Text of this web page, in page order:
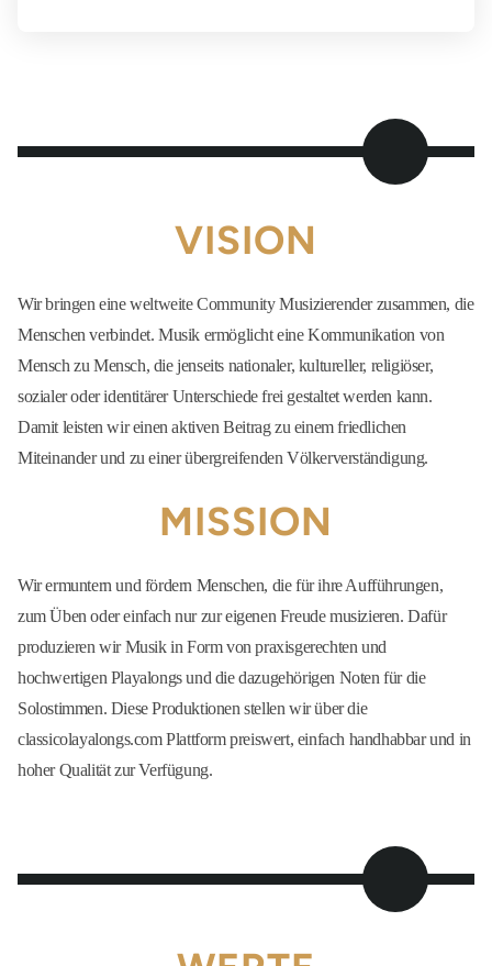
VISION
Wir bringen eine weltweite Community Musizierender zusammen, die
Menschen verbindet. Musik ermöglicht eine Kommunikation von
Mensch zu Mensch, die jenseits nationaler, kultureller, religiöser,
sozialer oder identitärer Unterschiede frei gestaltet werden kann.
Damit leisten wir einen aktiven Beitrag zu einem friedlichen
Miteinander und zu einer übergreifenden Völkerverständigung.
MISSION
Wir ermuntern und fördern Menschen, die für ihre Aufführungen,
zum Üben oder einfach nur zur eigenen Freude musizieren. Dafür
produzieren wir Musik in Form von praxisgerechten und
hochwertigen Playalongs und die dazugehörigen Noten für die
Solostimmen. Diese Produktionen stellen wir über die
classicolayalongs.com Plattform preiswert, einfach handhabbar und in
hoher Qualität zur Verfügung.